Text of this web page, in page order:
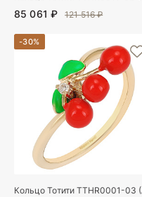
85 061 ₽ 121 516 ₽
-30%